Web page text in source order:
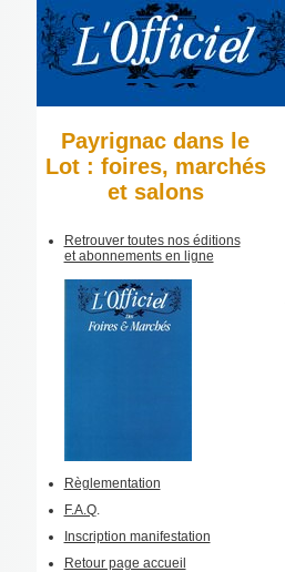
Payrignac dans le
Lot : foires, marchés
et salons
Retrouver toutes nos éditions
et abonnements en ligne
Règlementation
F.A.Q.
Inscription manifestation
Retour page accueil